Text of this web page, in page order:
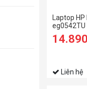
Laptop
eg0542TU
1125G4/
SSD/15.6
Liên hệ